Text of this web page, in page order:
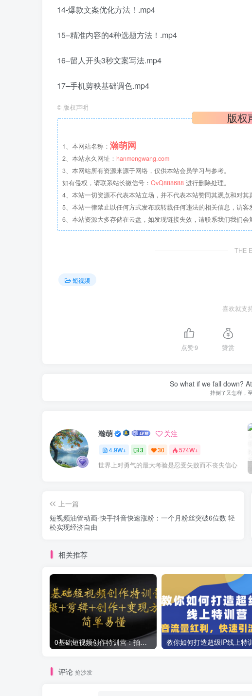
14-爆款文案优化方法！.mp4
15–精准内容的4种选题方法！.mp4
16–留人开头3秒文案写法.mp4
17–手机剪映基础调色.mp4
© 版权声明
版权
1、本网站名称： 瀚萌网
2、本站永久网址： hanmengwang.com
3、本网站所有资源来源于网络，仅供本站会员学习与参考。
如有侵权，请联系站长微信号： QvQ888688 进行删除处理。
4、本站一切资源不代表本站立场，并不代表本站赞同其观点和对其
5、本站一律禁止以任何方式发布或转载任何违法的相关信息，访客
6、本站资源大多存储在云盘，如发现链接失效，请联系我们我们会
THE
短视频
喜欢就支
点赞9 赞赏
So what if we fall down?
摔倒了又怎样，
瀚萌 关注
4.9W+ 3 30 574W+
世界上对勇气的最大考验是忍受失败而不丧失信心
上一篇
短视频油管动画-快手抖音快速涨粉：一个月粉丝突破6位数 轻
松实现经济自由
相关推荐
0基础短视频创作特训营：拍摄+剪辑+创作+变现方法
评论 抢沙发